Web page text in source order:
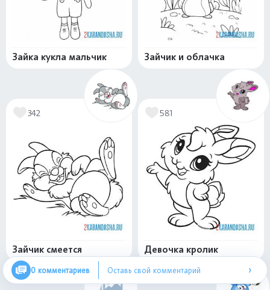
Зайка кукла мальчик Зайчик и облачка
342
Зайчик смеется
581
Девочка кролик
0 комментариев Оставь свой комментарий ›